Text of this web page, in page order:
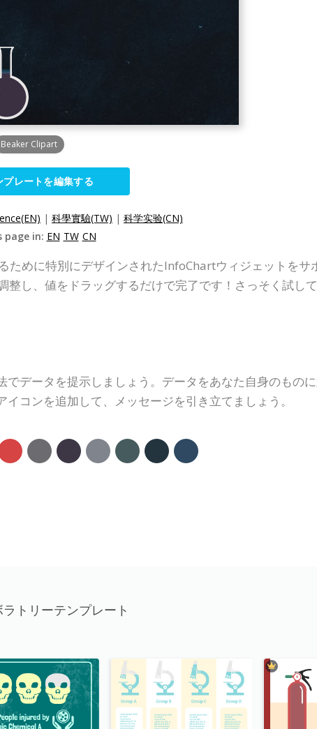
Beaker Clipart
プレートを編集する
| 科學實驗(TW) | 科学实验(CN)
page in: EN TW CN
めに特別にデザインされたInfoChartウィジェットをサ
し、値をドラッグするだけで完了です！さっそく試し
データを提示しましょう。データをあなた自身のもの
コンを追加して、メッセージを引き立てましょう。
トリーテンプレート